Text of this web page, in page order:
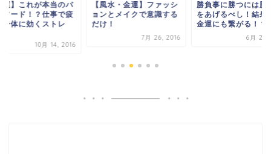
運】これが本当のパ
フード！？仕事で疲
身体に効くストレ
10月 14, 2016
【風水・金運】ファッシ
ョンとメイクで意識する
だけ！
7月 26, 2016
勝負事に勝つには勝
をあげるべし！結果
金運にも繋がる！？
6月 27,